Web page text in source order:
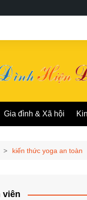
Gia đình & Xã hội
kiến thức yoga an toàn
viên